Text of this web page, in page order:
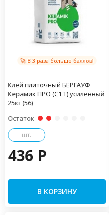
🚀 В 3 раза больше баллов!
Клей плиточный БЕРГАУФ
Керамик ПРО (С1 Т) усиленный
25кг (56)
Остаток
шт.
436 P
В КОРЗИНУ